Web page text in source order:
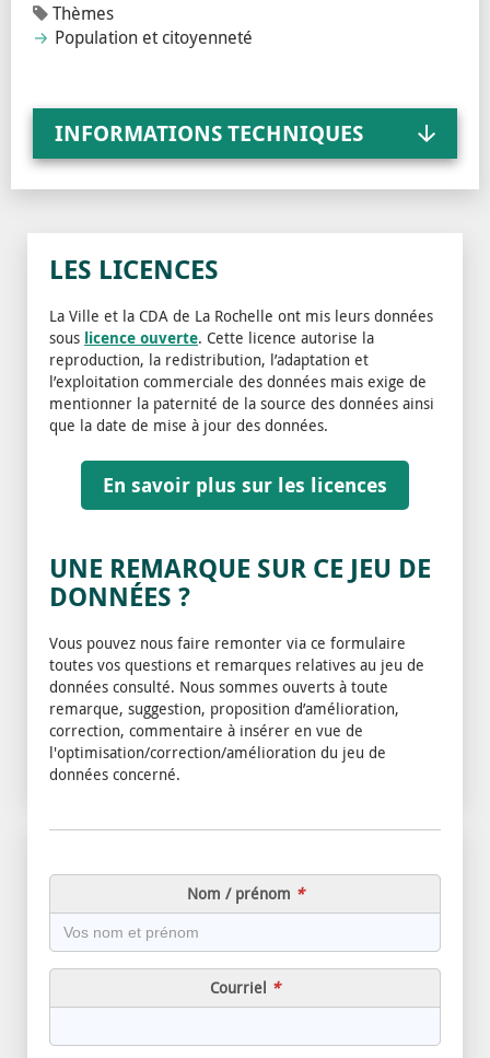
Thèmes
Population et citoyenneté
INFORMATIONS TECHNIQUES
LES LICENCES
La Ville et la CDA de La Rochelle ont mis leurs données
sous licence ouverte. Cette licence autorise la
reproduction, la redistribution, l’adaptation et
l’exploitation commerciale des données mais exige de
mentionner la paternité de la source des données ainsi
que la date de mise à jour des données.
En savoir plus sur les licences
UNE REMARQUE SUR CE JEU DE
DONNÉES ?
Vous pouvez nous faire remonter via ce formulaire
toutes vos questions et remarques relatives au jeu de
données consulté. Nous sommes ouverts à toute
remarque, suggestion, proposition d’amélioration,
correction, commentaire à insérer en vue de
l'optimisation/correction/amélioration du jeu de
données concerné.
Nom / prénom